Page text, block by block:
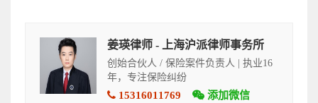
姜瑛律师 - 上海沪派律师事务所
创始合伙人 / 保险案件负责人 | 执业16
年，专注保险纠纷
15316011769 添加微信